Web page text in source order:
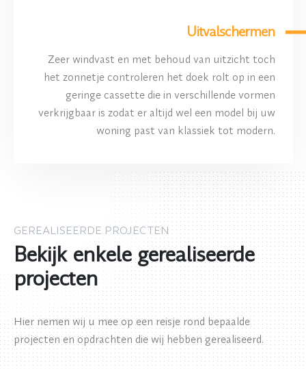
Uitvalschermen
Zeer windvast en met behoud van uitzicht toch
het zonnetje controleren het doek rolt op in een
geringe cassette die in verschillende vormen
verkrijgbaar is zodat er altijd wel een model bij uw
woning past van klassiek tot modern.
GEREALISEERDE PROJECTEN
Bekijk enkele gerealiseerde
projecten
Hier nemen wij u mee op een reisje rond bepaalde
projecten en opdrachten die wij hebben gerealiseerd.